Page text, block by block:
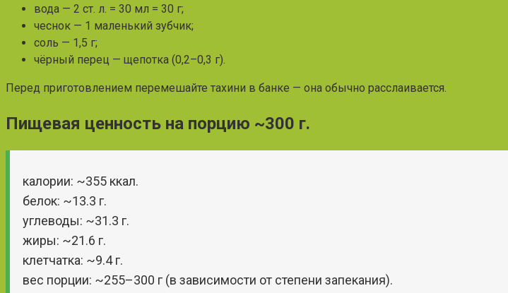
вода — 2 ст. л. = 30 мл = 30 г;
чеснок — 1 маленький зубчик;
соль — 1,5 г;
чёрный перец — щепотка (0,2–0,3 г).
Перед приготовлением перемешайте тахини в банке — она обычно расслаивается.
Пищевая ценность на порцию ~300 г.
калории: ~355 ккал.
белок: ~13.3 г.
углеводы: ~31.3 г.
жиры: ~21.6 г.
клетчатка: ~9.4 г.
вес порции: ~255–300 г (в зависимости от степени запекания).